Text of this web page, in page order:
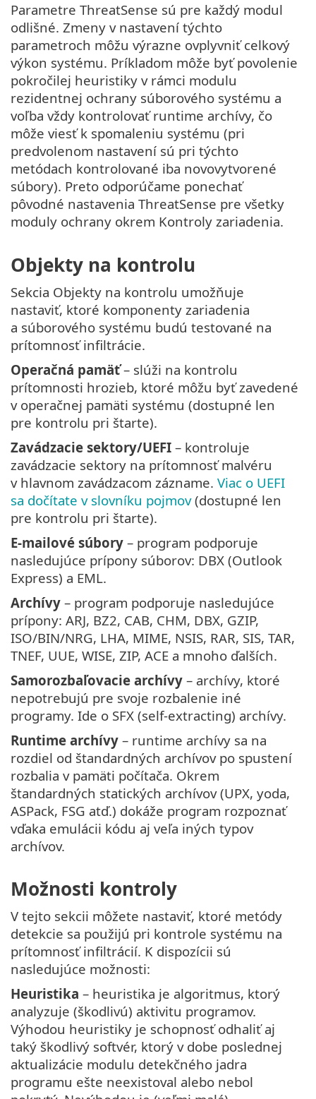
Parametre ThreatSense sú pre každý modul
odlišné. Zmeny v nastavení týchto
parametroch môžu výrazne ovplyvniť celkový
výkon systému. Príkladom môže byť povolenie
pokročilej heuristiky v rámci modulu
rezidentnej ochrany súborového systému a
voľba vždy kontrolovať runtime archívy, čo
môže viesť k spomaleniu systému (pri
predvolenom nastavení sú pri týchto
metódach kontrolované iba novovytvorené
súbory). Preto odporúčame ponechať
pôvodné nastavenia ThreatSense pre všetky
moduly ochrany okrem Kontroly zariadenia.
Objekty na kontrolu
Sekcia Objekty na kontrolu umožňuje
nastaviť, ktoré komponenty zariadenia
a súborového systému budú testované na
prítomnosť infiltrácie.
Operačná pamäť– slúži na kontrolu
prítomnosti hrozieb, ktoré môžu byť zavedené
v operačnej pamäti systému (dostupné len
pre kontrolu pri štarte).
Zavádzacie sektory/UEFI – kontroluje
zavádzacie sektory na prítomnosť malvéru
v hlavnom zavádzacom zázname. Viac o UEFI
sa dočítate v slovníku pojmov(dostupné len
pre kontrolu pri štarte).
E-mailové súbory – program podporuje
nasledujúce prípony súborov: DBX (Outlook
Express) a EML.
Archívy – program podporuje nasledujúce
prípony: ARJ, BZ2, CAB, CHM, DBX, GZIP,
ISO/BIN/NRG, LHA, MIME, NSIS, RAR, SIS, TAR,
TNEF, UUE, WISE, ZIP, ACE a mnoho ďalších.
Samorozbaľovacie archívy – archívy, ktoré
nepotrebujú pre svoje rozbalenie iné
programy. Ide o SFX (self-extracting) archívy.
Runtime archívy – runtime archívy sa na
rozdiel od štandardných archívov po spustení
rozbalia v pamäti počítača. Okrem
štandardných statických archívov (UPX, yoda,
ASPack, FSG atď.) dokáže program rozpoznať
vďaka emulácii kódu aj veľa iných typov
archívov.
Možnosti kontroly
V tejto sekcii môžete nastaviť, ktoré metódy
detekcie sa použijú pri kontrole systému na
prítomnosť infiltrácií. K dispozícii sú
nasledujúce možnosti:
Heuristika – heuristika je algoritmus, ktorý
analyzuje (škodlivú) aktivitu programov.
Výhodou heuristiky je schopnosť odhaliť aj
taký škodlivý softvér, ktorý v dobe poslednej
aktualizácie modulu detekčného jadra
programu ešte neexistoval alebo nebol